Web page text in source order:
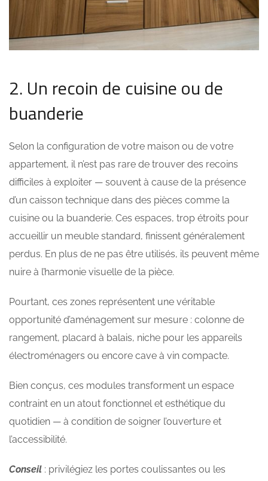
2. Un recoin de cuisine ou de
buanderie
Selon la configuration de votre maison ou de votre
appartement, il n’est pas rare de trouver des recoins
difficiles à exploiter — souvent à cause de la présence
d’un caisson technique dans des pièces comme la
cuisine ou la buanderie. Ces espaces, trop étroits pour
accueillir un meuble standard, finissent généralement
perdus. En plus de ne pas être utilisés, ils peuvent même
nuire à l’harmonie visuelle de la pièce.
Pourtant, ces zones représentent une véritable
opportunité d’aménagement sur mesure : colonne de
rangement, placard à balais, niche pour les appareils
électroménagers ou encore cave à vin compacte.
Bien conçus, ces modules transforment un espace
contraint en un atout fonctionnel et esthétique du
quotidien — à condition de soigner l’ouverture et
l’accessibilité.
Conseil : privilégiez les portes coulissantes ou les